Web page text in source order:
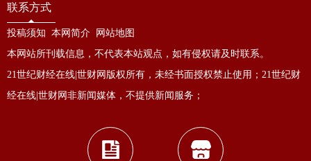
联系方式
投稿须知 本网简介 网站地图
本网站所刊载信息，不代表本站观点，如有侵权请及时联系。
21世纪财经在线|世财网版权所有，未经书面授权禁止使用；21世纪财
经在线|世财网非新闻媒体，不提供新闻服务；